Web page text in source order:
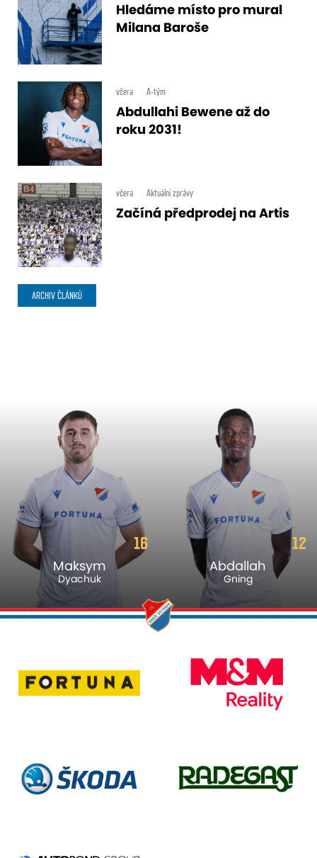
Hledáme místo pro mural
Milana Baroše
včera A-tým
Abdullahi Bewene až do
roku 2031!
včera Aktuální zprávy
Začíná předprodej na Artis
ARCHIV ČLÁNKŮ
16
Maksym
Dyachuk
12
Abdallah
Gning